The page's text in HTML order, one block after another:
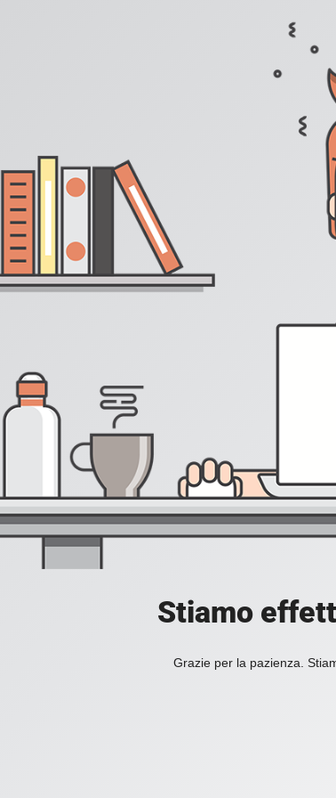
Stiamo
Grazie per la pazienza.